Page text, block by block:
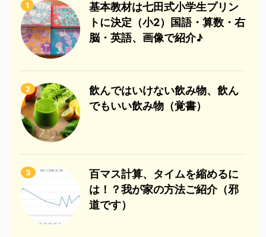
1
基本教材は七田式小学生プリン
トに決定（小2）国語・算数・右
脳・英語、画像で紹介♪
2
飲んではいけない飲み物、飲ん
でもいい飲み物（覚書）
3
百マス計算、タイムを縮めるに
は！？我が家の方法ご紹介（邪
道です）